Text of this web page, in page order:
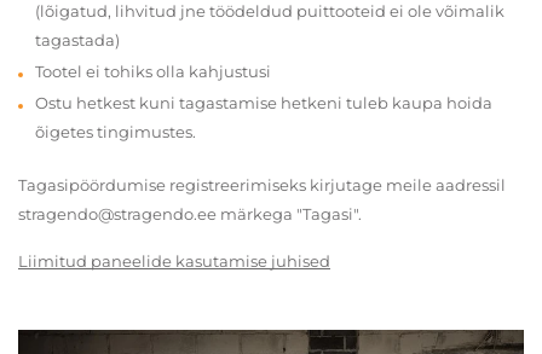
(lõigatud, lihvitud jne töödeldud puittooteid ei ole võimalik
tagastada)
Tootel ei tohiks olla kahjustusi
Ostu hetkest kuni tagastamise hetkeni tuleb kaupa hoida
õigetes tingimustes.
Tagasipöördumise registreerimiseks kirjutage meile aadressil
stragendo@stragendo.ee märkega "Tagasi".
Liimitud paneelide kasutamise juhised